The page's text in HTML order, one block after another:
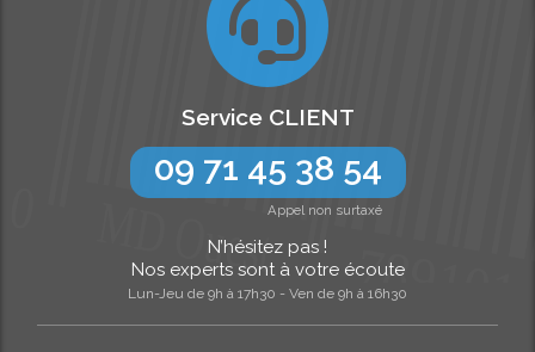
Service CLIENT
09 71 45 38 54
Appel non surtaxé
N’hésitez pas !
Nos experts sont à votre écoute
Lun-Jeu de 9h à 17h30 - Ven de 9h à 16h30